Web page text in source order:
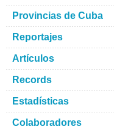
Provincias de Cuba
Reportajes
Artículos
Records
Estadísticas
Colaboradores